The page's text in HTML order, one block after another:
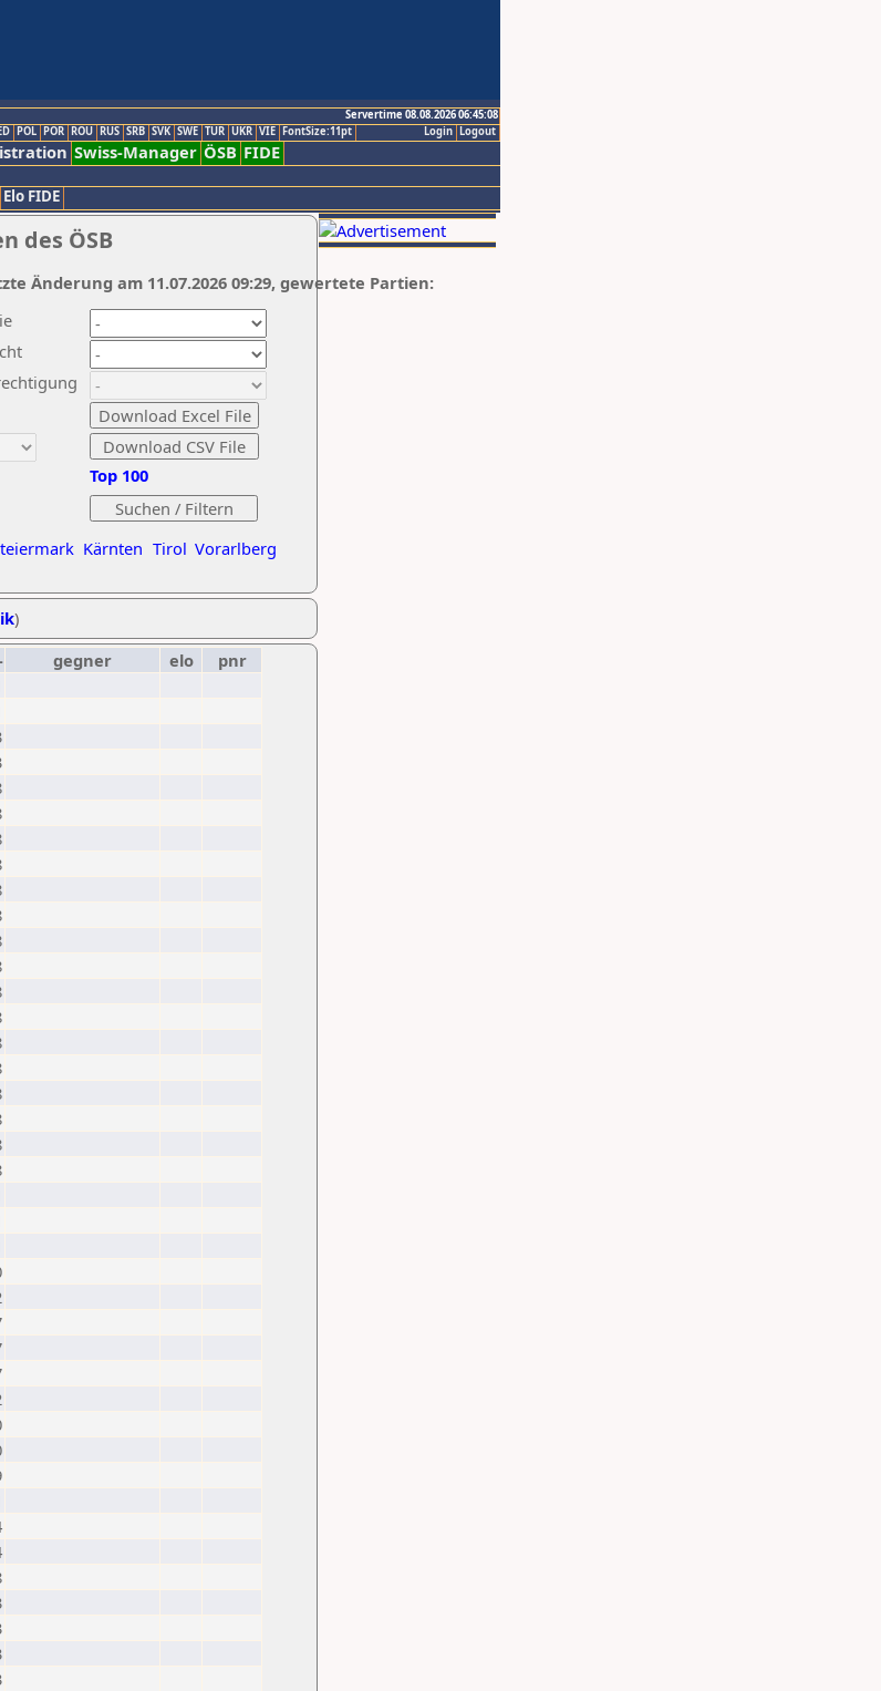
Servertime 08.08.2026 06:45:08
Logout
Login
POL POR ROU RUS SRB SVK SWE TUR UKR VIE FontSize:11pt
Swiss-Manager ÖSB FIDE
Elo FIDE
des ÖSB
Kärnten Tirol Vorarlberg
Top 100
Änderung am 11.07.2026 09:29, gewertete Partien:
)
gegner elo
pnr